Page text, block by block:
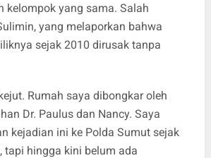
kelompok yang sama. Salah
yang melaporkan bahwa
sejak 2010 dirusak tanpa
Rumah saya dibongkar oleh
Dr. Paulus dan Nancy. Saya
kejadian ini ke Polda Sumut sejak
tapi hingga kini belum ada